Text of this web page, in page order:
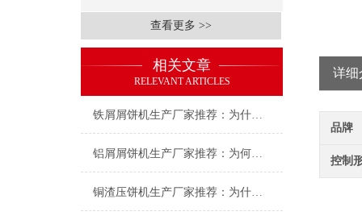
查看更多 >>
相关文章
RELEVANT ARTICLES
铁屑屑饼机生产厂家推荐：为什么恩派特是您的优选伙伴
铝屑屑饼机生产厂家推荐：为何恩派特成为金属回收行业的“隐形优选”？
铜渣压饼机生产厂家推荐：为什么恩派特成为众多企业的信赖？
详细
品牌
控制